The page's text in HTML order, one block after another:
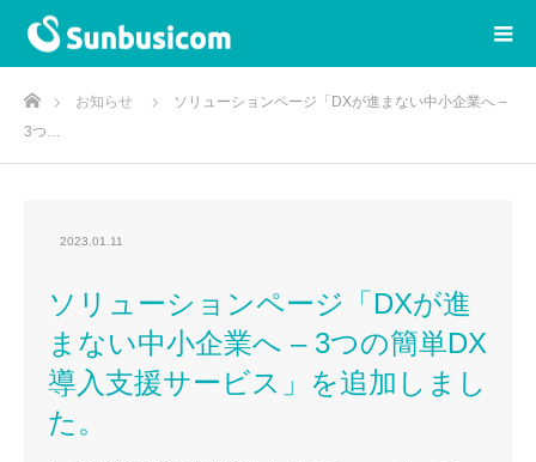
ホームお知らせ
ソリューションページ「DXが進まない中小企業へ –
3つ…
2023.01.11
ソリューションページ「DXが進
まない中小企業へ – 3つの簡単DX
導入支援サービス」を追加しまし
た。